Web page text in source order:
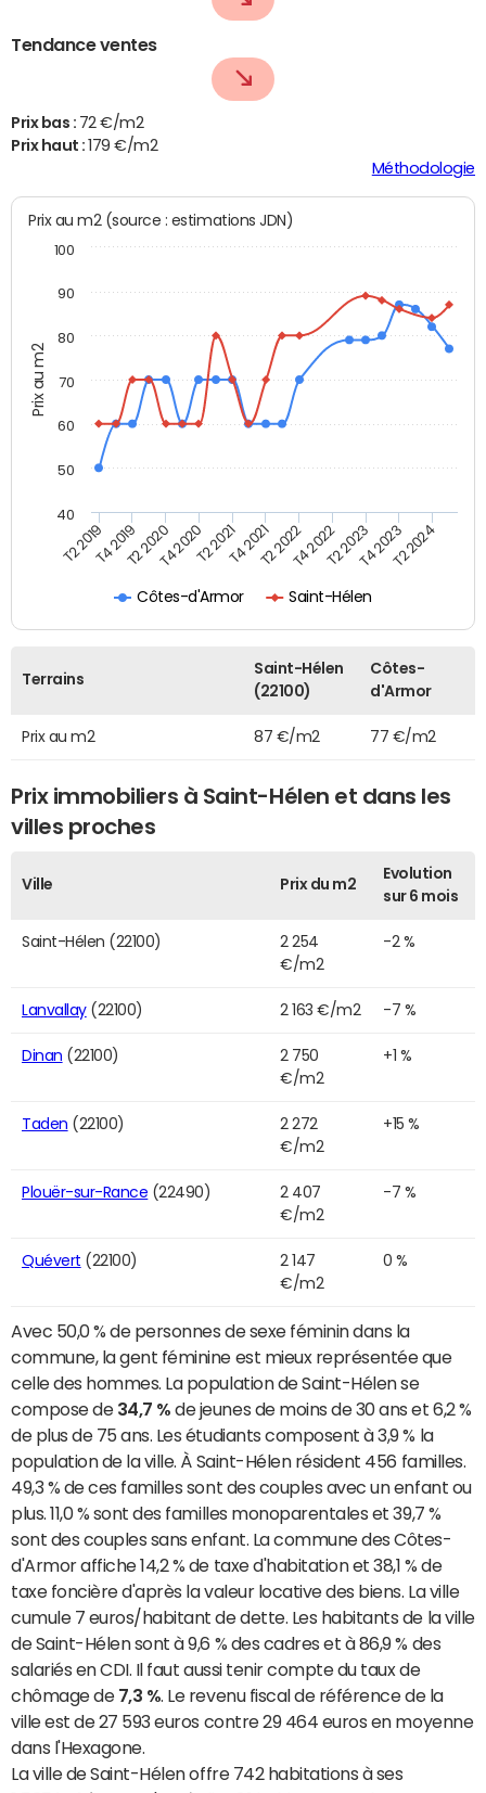
Tendance ventes
Prix bas : 72 €/m2
Prix haut : 179 €/m2
Méthodologie
Prix au m2
Prix au m2 (source : estimations JDN)
Côtes-d'Armor Saint-Hélen
T2 2019T4 2019T2 2020T4 2020T2 2021T4 2021T2 2022T4 2022T2 2023T4 2023T2 2024
40
50
60
70
80
90
100
Terrains
Saint-Hélen
(22100)
Côtes-
d'Armor
Prix au m2 87 €/m2 77 €/m2
Prix immobiliers à Saint-Hélen et dans les
villes proches
Ville Prix du m2
Evolution
sur 6 mois
Saint-Hélen (22100)
2 254
€/m2
-2 %
Lanvallay(22100) 2 163 €/m2 -7 %
Dinan (22100)
2 750
€/m2
+1 %
Taden (22100)
2 272
€/m2
+15 %
Plouër-sur-Rance (22490)
2 407
€/m2
-7 %
Quévert (22100)
2 147
€/m2
0 %
Avec 50,0 % de personnes de sexe féminin dans la
commune, la gent féminine est mieux représentée que
celle des hommes. La population de Saint-Hélen se
compose de 34,7 % de jeunes de moins de 30 ans et 6,2 %
de plus de 75 ans. Les étudiants composent à 3,9 % la
population de la ville. À Saint-Hélen résident 456 familles.
49,3 % de ces familles sont des couples avec un enfant ou
plus. 11,0 % sont des familles monoparentales et 39,7 %
sont des couples sans enfant. La commune des Côtes-
d'Armor affiche 14,2 % de taxe d'habitation et 38,1 % de
taxe foncière d'après la valeur locative des biens. La ville
cumule 7 euros/habitant de dette. Les habitants de la ville
de Saint-Hélen sont à 9,6 % des cadres et à 86,9 % des
salariés en CDI. Il faut aussi tenir compte du taux de
chômage de 7,3 %. Le revenu fiscal de référence de la
ville est de 27 593 euros contre 29 464 euros en moyenne
dans l'Hexagone.
La ville de Saint-Hélen offre 742 habitations à ses